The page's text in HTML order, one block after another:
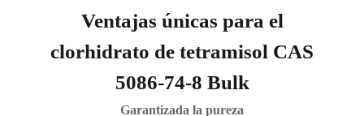
Ventajas únicas para el
clorhidrato de tetramisol CAS
5086-74-8 Bulk
Garantizada la pureza